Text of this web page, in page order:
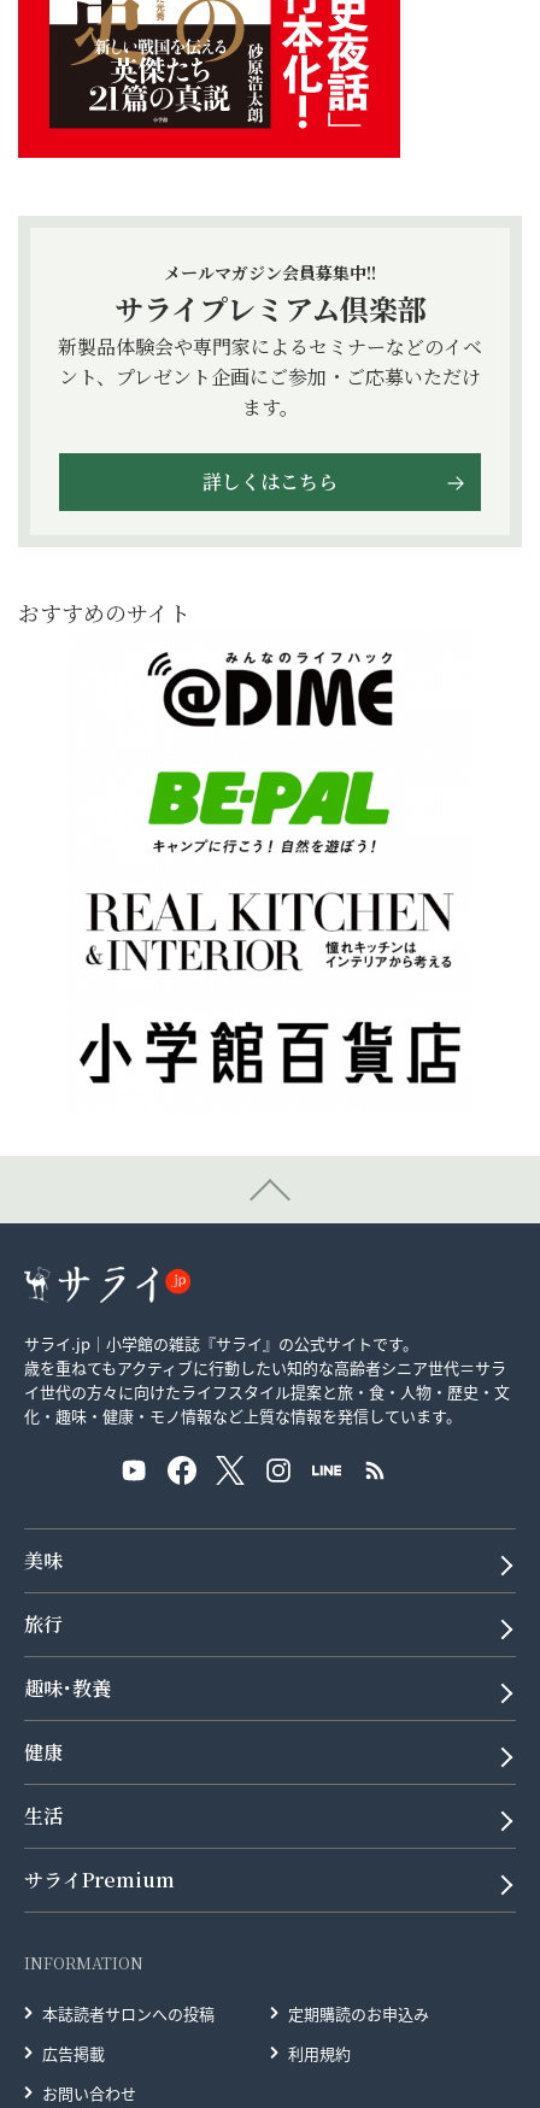
メールマガジン会員募集中!!
サライプレミアム倶楽部
新製品体験会や専門家によるセミナーなどのイベ
ント、プレゼント企画にご参加・ご応募いただけ
ます。
詳しくはこちら
おすすめのサイト
サライ.jp｜小学館の雑誌『サライ』の公式サイトです。
歳を重ねてもアクティブに行動したい知的な高齢者シニア世代＝サラ
イ世代の方々に向けたライフスタイル提案と旅・食・人物・歴史・文
化・趣味・健康・モノ情報など上質な情報を発信しています。
美味
旅行
趣味･教養
健康
生活
サライPremium
INFORMATION
本誌読者サロンへの投稿
定期購読のお申込み
広告掲載
利用規約
お問い合わせ